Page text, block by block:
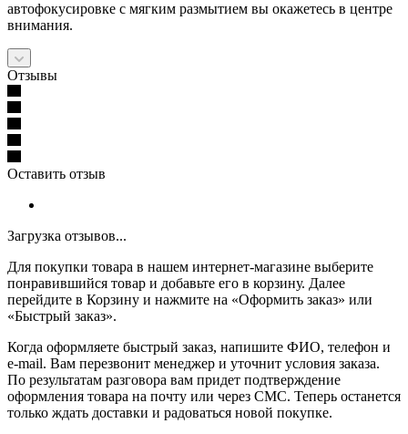
автофокусировке с мягким размытием вы окажетесь в центре
внимания.
Отзывы
Оставить отзыв
Загрузка отзывов...
Для покупки товара в нашем интернет-магазине выберите
понравившийся товар и добавьте его в корзину. Далее
перейдите в Корзину и нажмите на «Оформить заказ» или
«Быстрый заказ».
Когда оформляете быстрый заказ, напишите ФИО, телефон и
e-mail. Вам перезвонит менеджер и уточнит условия заказа.
По результатам разговора вам придет подтверждение
оформления товара на почту или через СМС. Теперь останется
только ждать доставки и радоваться новой покупке.